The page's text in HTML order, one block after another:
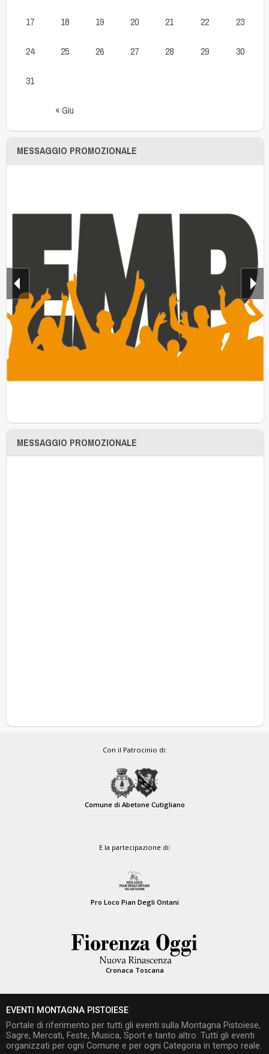
« Giu
17 18 19 20 21 22 23
24 25 26 27 28 29 30
31
MESSAGGIO PROMOZIONALE
MESSAGGIO PROMOZIONALE
Con il Patrocinio di:
Comune di Abetone Cutigliano
E la partecipazione di:
Pro Loco Pian Degli Ontani
Cronaca Toscana
EVENTI MONTAGNA PISTOIESE
Portale di riferimento per tutti gli eventi sulla Montagna Pistoiese,
Sagre, Mercati, Feste, Musica, Sport e tanto altro. Tutti gli eventi
organizzati per ogni Comune e per ogni Categoria in tempo reale.